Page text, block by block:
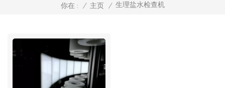
你在 : / 主页 / 生理盐水检查机